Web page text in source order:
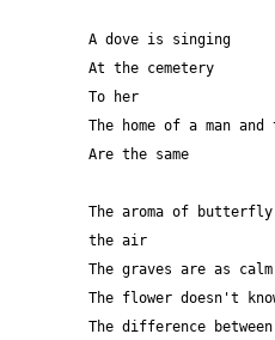
A dove is singing
At the cemetery
To her
The home of a man
Are the same
The aroma of
the air
The graves are as
The flower doesn't
The difference between